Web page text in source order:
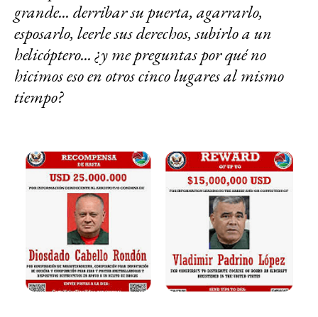
grande... derribar su puerta, agarrarlo,
esposarlo, leerle sus derechos, subirlo a un
helicóptero... ¿y me preguntas por qué no
hicimos eso en otros cinco lugares al mismo
tiempo?